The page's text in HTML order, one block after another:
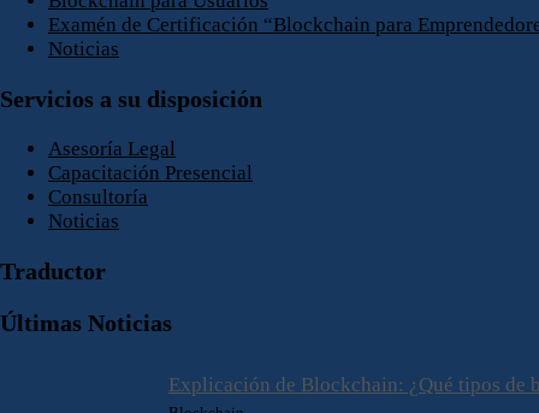
Examén de Certificación “Blockchain para
Noticias
Servicios a su disposición
Asesoría Legal
Capacitación Presencial
Consultoría
Noticias
Traductor
Últimas Noticias
Explicación de Blockchain: ¿Qué tipos de